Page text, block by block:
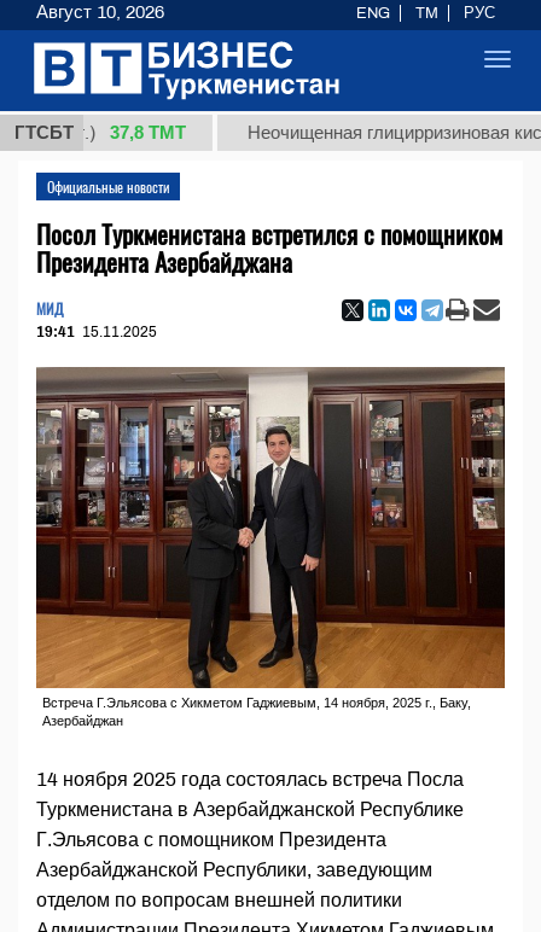
ГТСБТ37,8 ТМТ Неочищенная глицирризиновая кислота
Официальные новости
Посол Туркменистана встретился с помощником
Президента Азербайджана
МИД
19:41 15.11.2025
Встреча Г.Эльясова с Хикметом Гаджиевым, 14 ноября, 2025 г., Баку,
Азербайджан
14 ноября 2025 года состоялась встреча Посла
Туркменистана в Азербайджанской Республике
Г.Эльясова с помощником Президента
Азербайджанской Республики, заведующим
отделом по вопросам внешней политики
Август 10, 2026 ENG TM РУС